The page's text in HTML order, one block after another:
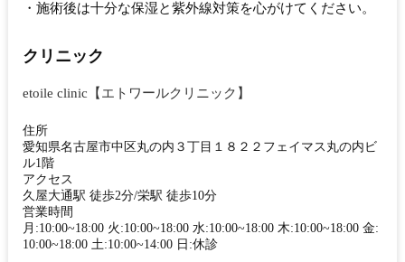
・施術後は十分な保湿と紫外線対策を心がけてください。
クリニック
etoile clinic【エトワールクリニック】
住所
愛知県名古屋市中区丸の内３丁目１８２２フェイマス丸の内ビ
ル1階
アクセス
久屋大通駅 徒歩2分/栄駅 徒歩10分
営業時間
月:10:00~18:00 火:10:00~18:00 水:10:00~18:00 木:10:00~18:00 金:
10:00~18:00 土:10:00~14:00 日:休診